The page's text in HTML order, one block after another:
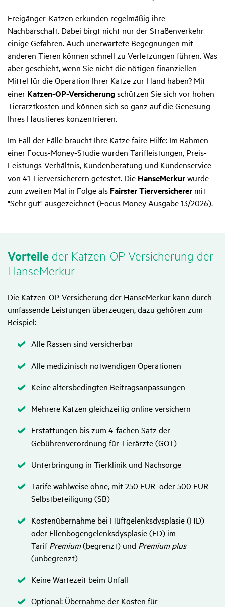
Freigänger-Katzen erkunden regelmäßig ihre
Nachbarschaft. Dabei birgt nicht nur der Straßenverkehr
einige Gefahren. Auch unerwartete Begegnungen mit
anderen Tieren können schnell zu Verletzungen führen. Was
aber geschieht, wenn Sie nicht die nötigen finanziellen
Mittel für die Operation Ihrer Katze zur Hand haben? Mit
einer Katzen-OP-Versicherungschützen Sie sich vor hohen
Tierarztkosten und können sich so ganz auf die Genesung
Ihres Haustieres konzentrieren.
Im Fall der Fälle braucht Ihre Katze faire Hilfe: Im Rahmen
einer Focus-Money-Studie wurden Tarifleistungen, Preis-
Leistungs-Verhältnis, Kundenberatung und Kundenservice
von 41 Tierversicherern getestet. Die HanseMerkurwurde
zum zweiten Mal in Folge als Fairster Tierversicherer mit
"Sehr gut" ausgezeichnet (Focus Money Ausgabe 13/2026).
Vorteile der Katzen-OP-Versi­che­rung der
HanseMerkur
Die Katzen-OP-Versicherung der HanseMerkur kann durch
umfassende Leistungen überzeugen, dazu gehören zum
Beispiel:
Zutreffend
Alle Rassen sind versicherbar
Zutreffend
Alle medizinisch notwendigen Operationen
Zutreffend
Keine altersbedingten Beitragsanpassungen
Zutreffend
Mehrere Katzen gleichzeitig online versichern
Zutreffend
Erstattungen bis zum 4-fachen Satz der
Gebührenverordnung für Tierärzte (GOT)
Zutreffend
Unterbringung in Tierklinik und Nachsorge
Zutreffend
Tarife wahlweise ohne, mit 250 EUR oder 500 EUR
Selbstbeteiligung (SB)
Zutreffend
Kostenübernahme bei Hüftgelenksdysplasie (HD)
oder Ellenbogengelenksdysplasie (ED) im
TarifPremium(begrenzt) und Premium plus
(unbegrenzt)
Zutreffend
Keine Wartezeit beim Unfall
Zutreffend
Optional: Übernahme der Kosten für